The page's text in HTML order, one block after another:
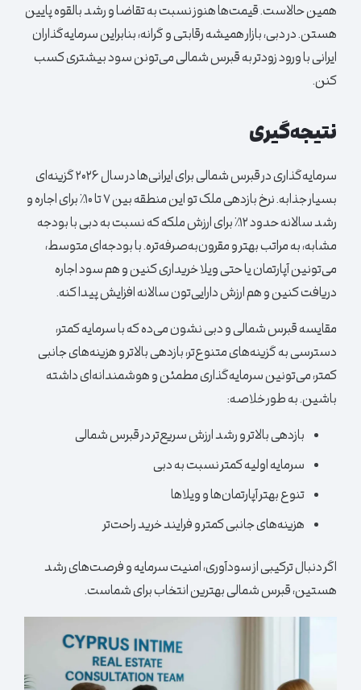
همین حالاست. قیمت‌ها هنوز نسبت به تقاضا و رشد بالقوه پایین
هستن. در دبی، بازار همیشه رقابتی و گرانه، بنابراین سرمایه‌گذاران
ایرانی با ورود زودتر به قبرس شمالی می‌تونن سود بیشتری کسب
کنن.
نتیجه‌گیری
سرمایه‌گذاری در قبرس شمالی برای ایرانی‌ها در سال ۲۰۲۶ گزینه‌ای
بسیار جذابه. نرخ بازدهی ملک تو این منطقه بین ۷ تا ۱۰٪ برای اجاره و
رشد سالانه حدود ۱۲٪ برای ارزش ملکه که نسبت به دبی با بودجه
مشابه، به مراتب بهتر و مقرون‌به‌صرفه‌تره. با بودجه‌ای متوسط،
می‌تونین آپارتمان یا حتی ویلا خریداری کنین و هم سود اجاره
دریافت کنین و هم ارزش دارایی‌تون سالانه افزایش پیدا کنه.
مقایسه قبرس شمالی و دبی نشون می‌ده که با سرمایه کمتر،
دسترسی به گزینه‌های متنوع‌تر، بازدهی بالاتر و هزینه‌های جانبی
کمتر، می‌تونین سرمایه‌گذاری مطمئن و هوشمندانه‌ای داشته
باشین. به طور خلاصه:
بازدهی بالاتر و رشد ارزش سریع‌تر در قبرس شمالی
سرمایه اولیه کمتر نسبت به دبی
تنوع بهتر آپارتمان‌ها و ویلاها
هزینه‌های جانبی کمتر و فرایند خرید راحت‌تر
اگر دنبال ترکیبی از سودآوری، امنیت سرمایه و فرصت‌های رشد
هستین، قبرس شمالی بهترین انتخاب برای شماست.